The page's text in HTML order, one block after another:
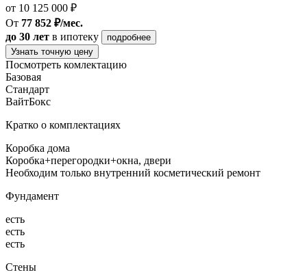
от 10 125 000 ₽
От 77 852 ₽/мес.
до 30 лет в ипотеку
подробнее
Узнать точную цену
Посмотреть комлектацию
Базовая
Стандарт
ВайтБокс
Кратко о комплектациях
Коробка дома
Коробка+перегородки+окна, двери
Необходим только внутренний косметический ремонт
Фундамент
есть
есть
есть
Стены